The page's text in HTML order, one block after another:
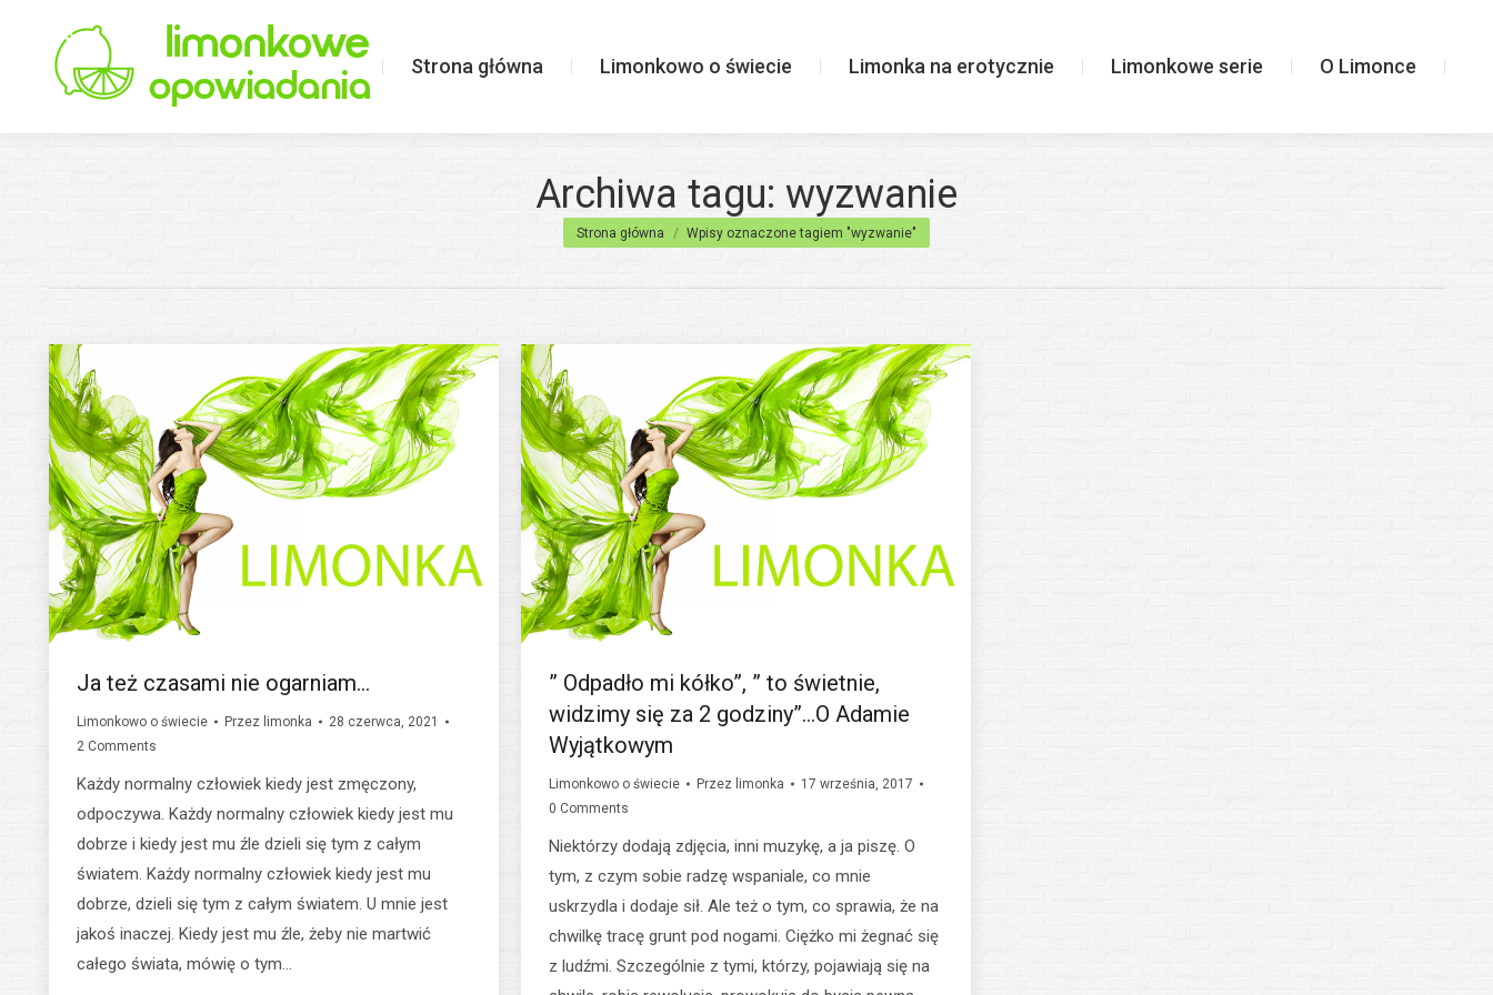
Strona główna Limonkowo o świecie Limonka na erotycznie Limonkowe serie O Limonce
Archiwa tagu: wyzwanie
Jesteś tutaj:
Strona główna Wpisy oznaczone tagiem "wyzwanie"
Ja też czasami nie ogarniam…
Limonkowo o świecie Przez limonka
28 czerwca, 2021
2 Comments
Każdy normalny człowiek kiedy jest zmęczony,
odpoczywa. Każdy normalny człowiek kiedy jest mu
dobrze i kiedy jest mu źle dzieli się tym z całym
światem. Każdy normalny człowiek kiedy jest mu
dobrze, dzieli się tym z całym światem. U mnie jest
jakoś inaczej. Kiedy jest mu źle, żeby nie martwić
całego świata, mówię o tym…
” Odpadło mi kółko”, ” to świetnie,
widzimy się za 2 godziny”…O Adamie
Wyjątkowym
Limonkowo o świecie Przez limonka
17 września, 2017
0 Comments
Niektórzy dodają zdjęcia, inni muzykę, a ja piszę. O
tym, z czym sobie radzę wspaniale, co mnie
uskrzydla i dodaje sił. Ale też o tym, co sprawia, że na
chwilkę tracę grunt pod nogami. Ciężko mi żegnać się
z ludźmi. Szczególnie z tymi, którzy, pojawiają się na
Strona główna Limonkowo o świecie